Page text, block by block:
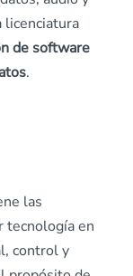
licenciatura
de software
.
las
tecnología en
control y